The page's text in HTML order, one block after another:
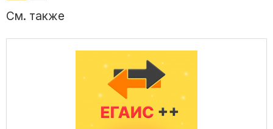
См. также